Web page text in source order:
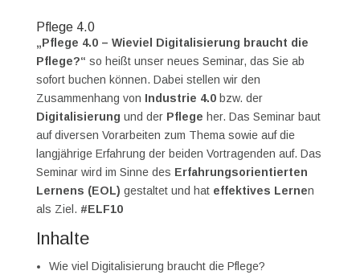
Pflege 4.0
„Pflege 4.0 – Wieviel Digitalisierung braucht die
Pflege?“ so heißt unser neues Seminar, das Sie ab
sofort buchen können. Dabei stellen wir den
Zusammenhang von Industrie 4.0bzw. der
Digitalisierung und der Pflege her. Das Seminar baut
auf diversen Vorarbeiten zum Thema sowie auf die
langjährige Erfahrung der beiden Vortragenden auf. Das
Seminar wird im Sinne des Erfahrungsorientierten
Lernens (EOL) gestaltet und hat effektives Lernen
als Ziel. #ELF10
Inhalte
Wie viel Digitalisierung braucht die Pflege?